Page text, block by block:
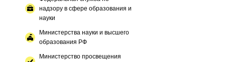
надзору в сфере образования и
науки
Министерства науки и высшего
образования РФ
Министерство просвещения